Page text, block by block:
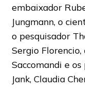
embaixador
Jungmann, o
o pesquisador
Sergio
Saccomandi e
Jank, Claudia